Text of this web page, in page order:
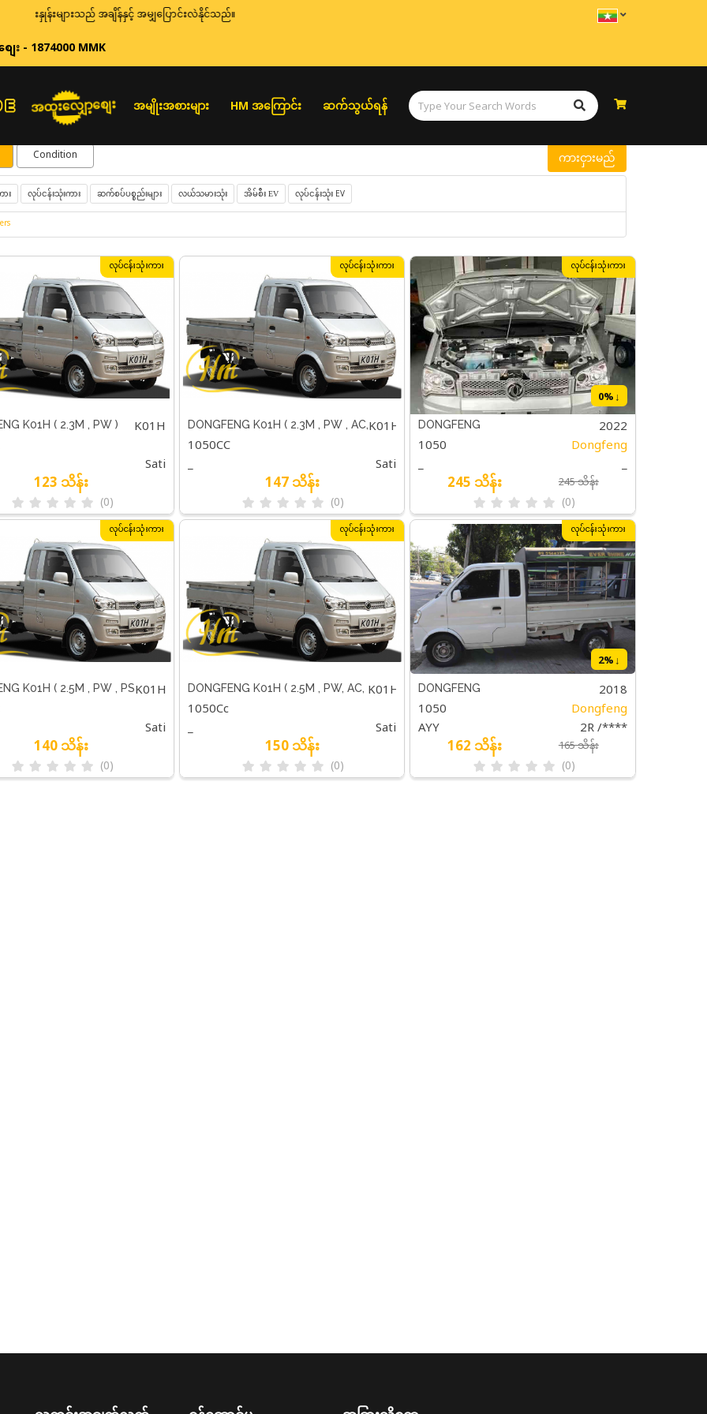
ဈေးနှုန်းများသည် အချိန်နှင့် အမျှပြောင်းလဲနိုင်သည်။
း - 1874000 MMK
အထူးလျှော့စျေး အမျိုးအစားများ HM အကြောင်း ဆက်သွယ်ရန်
Condition ကားငှားမည်
း လုပ်ငန်းသုံးကား ဆက်စပ်ပစ္စည်းများ လယ်သမားသုံး အိမ်စီး EV လုပ်ငန်းသုံး EV
လုပ်ငန်းသုံးကား
K01H ( 2.3M , PW ) K01H
Sati
123 သိန်း
(0)
လုပ်ငန်းသုံးကား
DONGFENG K01H ( 2.3M , PW , AC,
PS )
K01H
1050CC
_ Sati
147 သိန်း
(0)
လုပ်ငန်းသုံးကား
0%↓
DONGFENG 2022
1050 Dongfeng
_ _
245 သိန်း 245 သိန်း
(0)
လုပ်ငန်းသုံးကား
K01H ( 2.5M , PW , PSK01H
Sati
140 သိန်း
(0)
လုပ်ငန်းသုံးကား
DONGFENG K01H ( 2.5M , PW, AC,
PS )
K01H
1050Cc
_ Sati
150 သိန်း
(0)
လုပ်ငန်းသုံးကား
2%↓
DONGFENG 2018
1050 Dongfeng
AYY 2R /****
162 သိန်း 165 သိန်း
(0)